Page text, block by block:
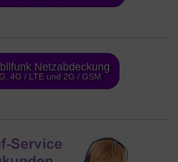
Netzabdeckung
4G / LTE und 2G / GSM